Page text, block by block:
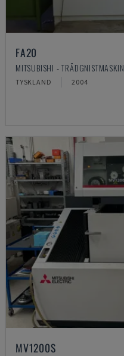
FA20
MITSUBISHI - TRÅDGNISTMASKIN
TYSKLAND 2004
MV1200S